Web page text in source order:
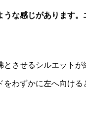
うな感じがあります。
させるシルエットが
わずかに左へ向け